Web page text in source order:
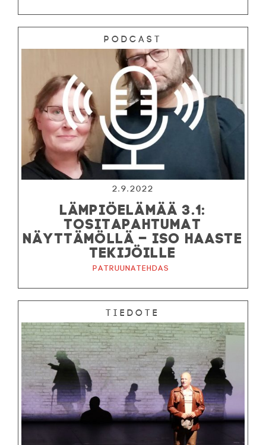
Podcast
2.9.2022
LÄMPIÖELÄMÄÄ 3.1:
TOSITAPAHTUMAT
NÄYTTÄMÖLLÄ – ISO HAASTE
TEKIJÖILLE
Patruunatehdas
Tiedote